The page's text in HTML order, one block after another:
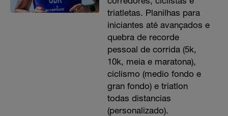
triatletas. Planilhas para
iniciantes até avançados e
quebra de recorde
pessoal de corrida (5k,
10k, meia e maratona),
ciclismo (medio fondo e
gran fondo) e triatlon
todas distancias
(personalizado).